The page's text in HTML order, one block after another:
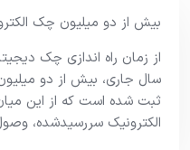
بیش از دو میلیون چک
از زمان راه اندازی چک
الکترونیک سررسیدشده،